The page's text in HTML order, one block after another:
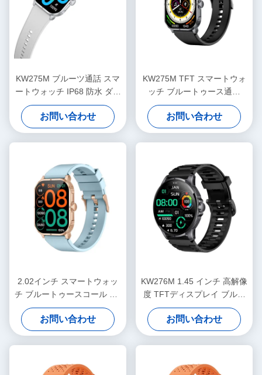
KW275M ブルーツ通話 スマ
ートウォッチ IP68 防水 ダイ
ナミックアイランド スマー
トウォッチ 2.02 インチ
お問い合わせ
KW275M TFT スマートウォ
ッチ ブルートゥース通話
IP68 防水 ダイナミックアイ
ランド スマートウォッチ
お問い合わせ
2.02インチ スマートウォッ
チ ブルートゥースコール HD
ディスプレイ スマートウォ
ッチ IP68 防水
お問い合わせ
KW276M 1.45 インチ 高解像
度 TFTディスプレイ ブルー
ツ通話付き スマートウォッ
チ
お問い合わせ